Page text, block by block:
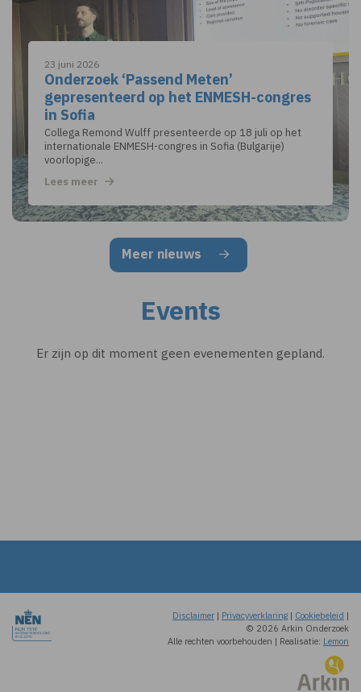
23 juni 2026
Onderzoek ‘Passend Meten’
gepresenteerd op het ENMESH-congres
in Sofia
Collega Remond Wulff presenteerde op 18 juli op het
internationale ENMESH-congres in Sofia (Bulgarije)
voorlopige...
Lees meer
Meer nieuws
Events
Er zijn op dit moment geen evenementen gepland.
Disclaimer | Privacyverklaring | Cookiebeleid |
© 2026 Arkin Onderzoek
Alle rechten voorbehouden | Realisatie: Lemon